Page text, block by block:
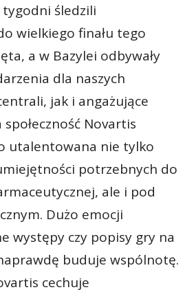
śledzili
wielkiego finału tego
a w Bazylei odbywały
dla naszych
jak i angażujące
Novartis
utalentowana nie tylko
potrzebnych do
ale i pod
Dużo emocji
występy czy popisy gry na
buduje wspólnotę.
cechuje